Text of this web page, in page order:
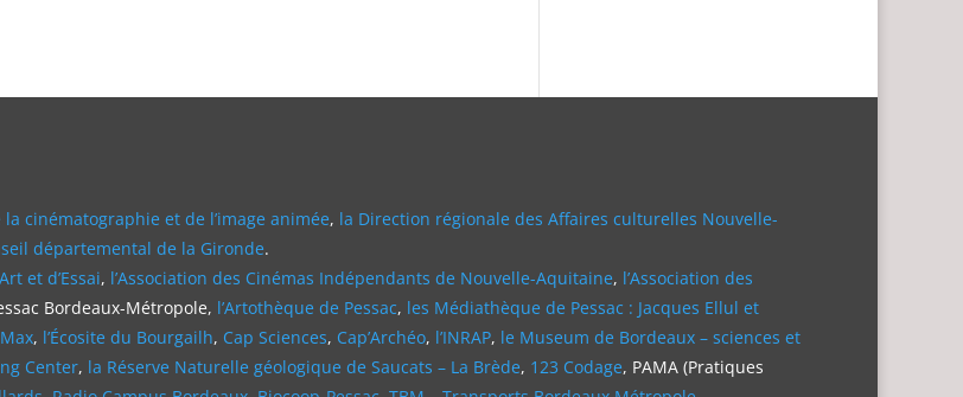
cinématographie et de l’image animée, la Direction régionale des Affaires culturelles Nouvelle-
départemental de la Gironde.
et d’Essai, l’Association des Cinémas Indépendants de Nouvelle-Aquitaine, l’Association des
Bordeaux-Métropole, l’Artothèque de Pessac, les Médiathèque de Pessac : Jacques Ellul et
, l’Écosite du Bourgailh, Cap Sciences, Cap’Archéo, l’INRAP, le Museum de Bordeaux – sciences et
Center, la Réserve Naturelle géologique de Saucats – La Brède, 123 Codage, PAMA (Pratiques